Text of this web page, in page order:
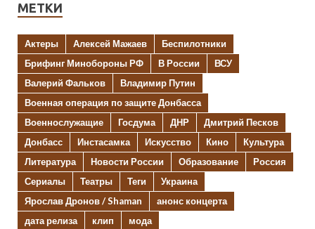
МЕТКИ
Актеры Алексей Мажаев
Беспилотники
Брифинг Минобороны РФ
В России
ВСУ
Валерий Фальков
Владимир Путин
Военная операция по защите Донбасса
Военнослужащие
Госдума ДНР
Дмитрий Песков
Донбасс
Инстасамка Искусство Кино
Культура
Литература
Новости России Образование
Россия
Сериалы
Театры Теги
Украина
Ярослав Дронов / Shaman
анонс концерта
дата релиза
клип
мода